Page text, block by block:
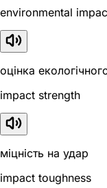
environmental
оцінка
impact strength
міцність на удар
impact toughness